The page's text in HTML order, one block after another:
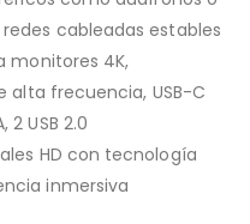
redes cableadas estables
monitores 4K,
alta frecuencia, USB-C
2 USB 2.0
HD con tecnología
inmersiva